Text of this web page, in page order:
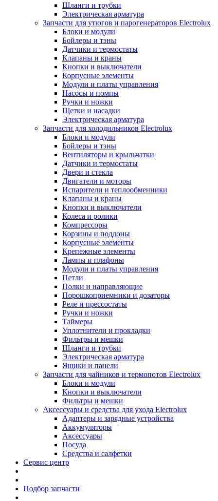
Шланги и трубки
Электрическая арматура
Запчасти для утюгов и парогенераторов Electrolux
Блоки и модули
Бойлеры и тэны
Датчики и термостаты
Клапаны и краны
Кнопки и выключатели
Корпусные элементы
Модули и платы управления
Насосы и помпы
Ручки и ножки
Щетки и насадки
Электрическая арматура
Запчасти для холодильников Electrolux
Блоки и модули
Бойлеры и тэны
Вентиляторы и крыльчатки
Датчики и термостаты
Двери и стекла
Двигатели и моторы
Испарители и теплообменники
Клапаны и краны
Кнопки и выключатели
Колеса и ролики
Компрессоры
Корзины и поддоны
Корпусные элементы
Крепежные элементы
Лампы и плафоны
Модули и платы управления
Петли
Полки и направляющие
Порошкоприемники и дозаторы
Реле и прессостаты
Ручки и ножки
Таймеры
Уплотнители и прокладки
Фильтры и мешки
Шланги и трубки
Электрическая арматура
Ящики и панели
Запчасти для чайников и термопотов Electrolux
Блоки и модули
Кнопки и выключатели
Фильтры и мешки
Аксессуары и средства для ухода Electrolux
Адаптеры и зарядные устройства
Аккумуляторы
Аксессуары
Посуда
Средства и салфетки
Сервис центр
Подбор запчасти